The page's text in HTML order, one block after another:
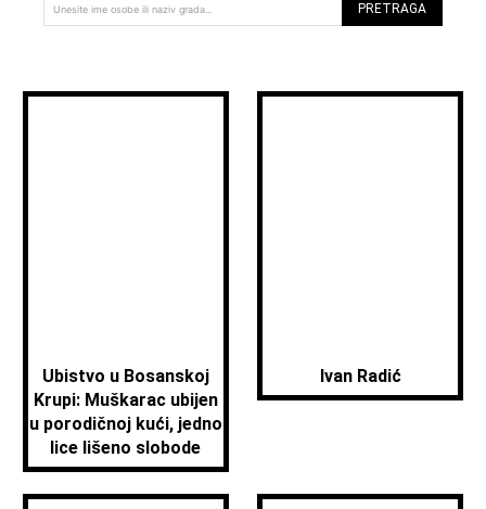
Unesite ime osobe ili naziv grada... PRETRAGA
Ubistvo u Bosanskoj
Krupi: Muškarac ubijen
u porodičnoj kući, jedno
lice lišeno slobode
Ivan Radić